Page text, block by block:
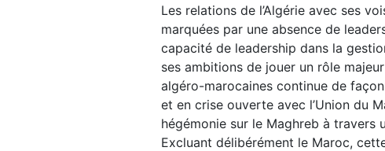
Les relations de l’Algérie avec ses
marquées par une absence de
capacité de leadership dans la
ses ambitions de jouer un rôle
algéro-marocaines continue de
et en crise ouverte avec l’Union du
hégémonie sur le Maghreb à travers
Excluant délibérément le Maroc,